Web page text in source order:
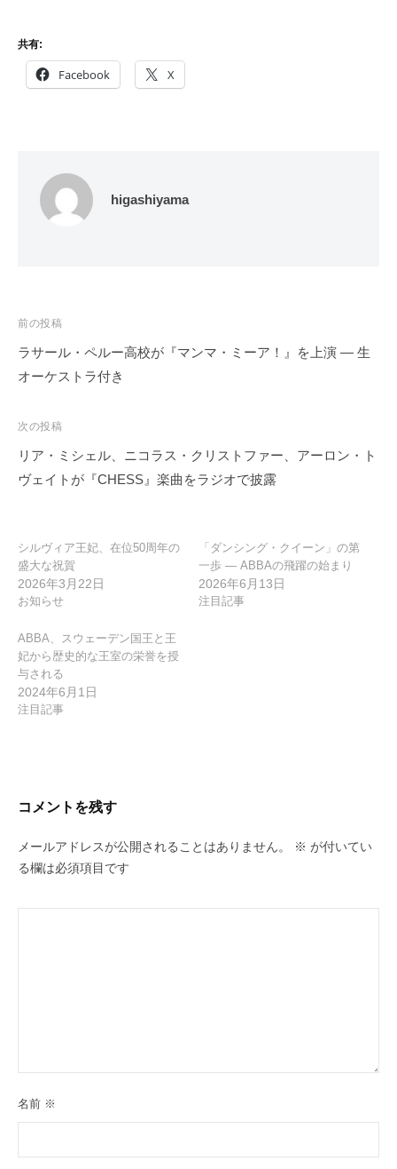
共有:
Facebook X
higashiyama
投
稿
ナ
ゲ
ー
シ
前の投稿
ラサール・ペルー高校が『マンマ・ミーア！』を上演 ― 生
オーケストラ付き
次の投稿
リア・ミシェル、ニコラス・クリストファー、アーロン・ト
ヴェイトが『CHESS』楽曲をラジオで披露
シルヴィア王妃、在位50周年の
盛大な祝賀
2026年3月22日
お知らせ
「ダンシング・クイーン」の第
一歩 ― ABBAの飛躍の始まり
2026年6月13日
注目記事
ABBA、スウェーデン国王と王
妃から歴史的な王室の栄誉を授
与される
2024年6月1日
注目記事
コメントを残す
メールアドレスが公開されることはありません。 ※ が付いてい
る欄は必須項目です
名前 ※